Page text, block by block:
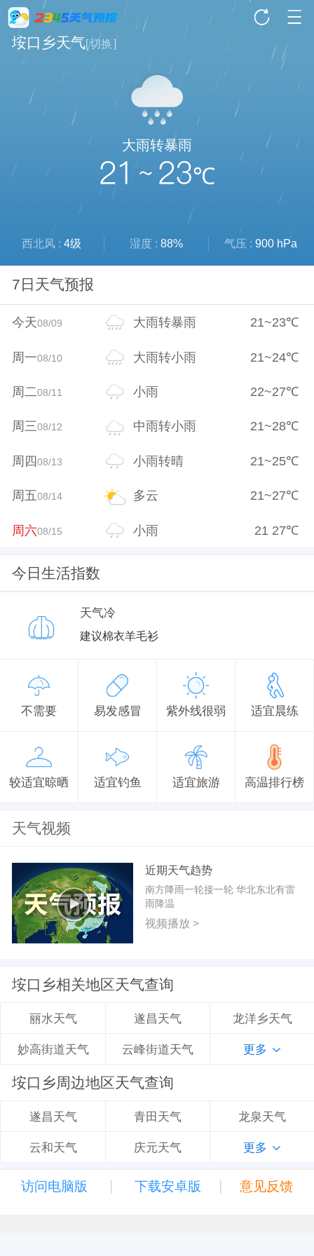
垵口乡天气[切换]
大雨转暴雨
21 ~ 23℃
西北风 :4级 湿度 : 88% 气压 : 900 hPa
7日天气预报
今天08/09 大雨转暴雨 21~23℃
周一08/10 大雨转小雨 21~24℃
周二08/11 小雨 22~27℃
周三08/12 中雨转小雨 21~28℃
周四08/13 小雨转晴 21~25℃
周五08/14 多云 21~27℃
周六08/15 小雨 21 27℃
今日生活指数
天气冷
建议棉衣羊毛衫
不需要 易发感冒 紫外线很弱 适宜晨练
较适宜晾晒 适宜钓鱼 适宜旅游 高温排行榜
天气视频
近期天气趋势
南方降雨一轮接一轮 华北东北有雷
雨降温
视频播放 >
垵口乡相关地区天气查询
丽水天气 遂昌天气 龙洋乡天气
妙高街道天气 云峰街道天气 更多
垵口乡周边地区天气查询
遂昌天气 青田天气 龙泉天气
云和天气 庆元天气 更多
访问电脑版 | 下载安卓版 | 意见反馈